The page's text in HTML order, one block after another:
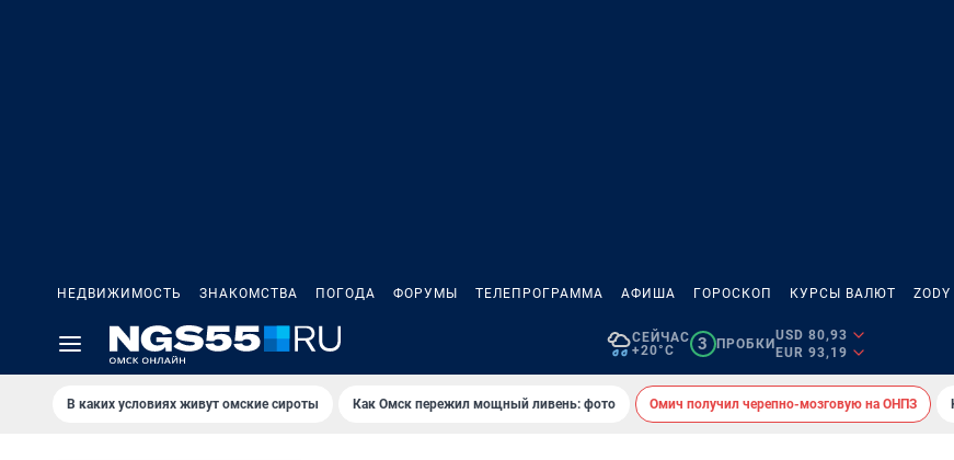
НЕДВИЖИМОСТЬ ЗНАКОМСТВА ПОГОДА ФОРУМЫ ТЕЛЕПРОГРАММА АФИША ГОРОСКОП КУРСЫ ВАЛЮТ ZODY
СЕЙЧАС
+20°C
3 ПРОБКИ
USD 80,93
EUR 93,19
В каких условиях живут омские сироты Как Омск пережил мощный ливень: фото Омич получил черепно-мозговую на ОНПЗ